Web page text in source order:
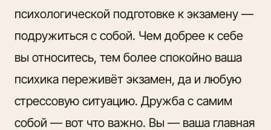
психологической подготовке к экзамену —
подружиться с собой. Чем добрее к себе
вы относитесь, тем более спокойно ваша
психика переживёт экзамен, да и любую
стрессовую ситуацию. Дружба с самим
собой — вот что важно. Вы — ваша главная